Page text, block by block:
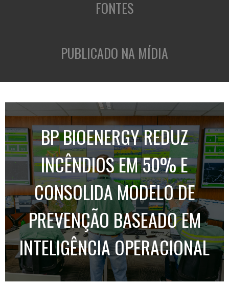
FONTES
PUBLICADO NA MÍDIA
BP BIOENERGY REDUZ
INCÊNDIOS EM 50% E
CONSOLIDA MODELO DE
PREVENÇÃO BASEADO EM
INTELIGÊNCIA OPERACIONAL